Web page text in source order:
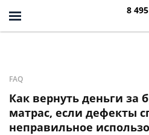
8
FAQ
Как вернуть деньги за
матрас, если дефекты
неправильное